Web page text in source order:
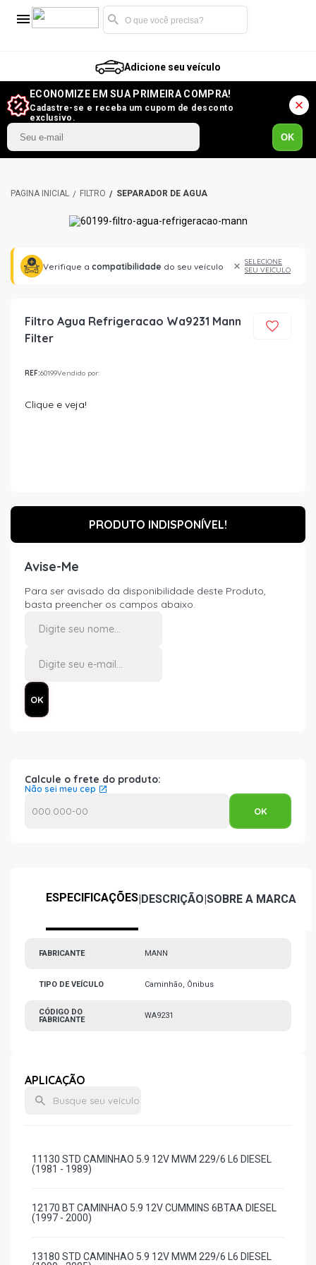
Adicione seu veículo
ECONOMIZE EM SUA PRIMEIRA COMPRA!
Cadastre-se e receba um cupom de desconto
exclusivo.
OK
FILTRO SEPARADOR DE ÁGUA
Verifique a compatibilidade do seu veículo
SELECIONE
SEU VEÍCULO
Filtro Agua Refrigeracao Wa9231 Mann
Filter
REF:60199Vendido por:
Clique e veja!
PRODUTO INDISPONÍVEL!
Avise-Me
Para ser avisado da disponibilidade deste Produto,
basta preencher os campos abaixo.
Calcule o frete do produto:
Não sei meu cep
ESPECIFICAÇÕES|DESCRIÇÃO|SOBRE A MARCA
FABRICANTE MANN
TIPO DE VEÍCULO Caminhão, Ônibus
CÓDIGO DO
FABRICANTE
WA9231
APLICAÇÃO
11130 STD CAMINHAO 5.9 12V MWM 229/6 L6 DIESEL
(1981 - 1989)
12170 BT CAMINHAO 5.9 12V CUMMINS 6BTAA DIESEL
(1997 - 2000)
13180 STD CAMINHAO 5.9 12V MWM 229/6 L6 DIESEL